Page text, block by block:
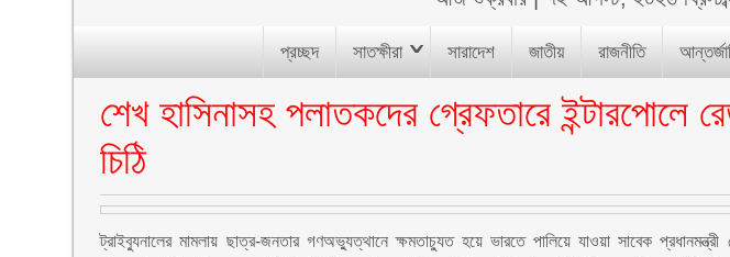
প্রচ্ছদ সাতক্ষীরা সারাদেশ জাতীয় রাজনীতি
শেখ হাসিনাসহ পলাতকদের গ্রেফতারে ইন্টারপোলে
চিঠি
ট্রাইব্যুনালের মামলায় ছাত্র-জনতার গণঅভ্যুত্থানে ক্ষমতাচ্যুত হয়ে ভারতে পালিয়ে যাওয়া সাবেক